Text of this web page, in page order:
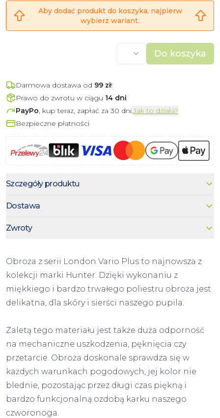
Aby dodać produkt do koszyka, najpierw
wybierz wariant.
Do koszyka
Darmowa dostawa od 99 zł!
Prawo do zwrotu w ciągu 14 dni
PayPo, kup teraz, zapłać za 30 dni.Jak to działa?
Bezpieczne płatności
Szczegóły produktu
Dostawa
Zwroty
Obroża z serii London Vario Plus to najnowsza z
kolekcji marki Hunter. Dzięki wykonaniu z
miękkiego i bardzo trwałego poliestru obroża jest
delikatna, dla skóry i sierści naszego pupila.
Zaletą tego materiału jest także duża odporność
na mechaniczne uszkodzenia, pęknięcia czy
przetarcie. Obroża doskonale sprawdza się w
każdych warunkach pogodowych, jej kolor nie
blednie, pozostając przez długi czas piękną i
bardzo funkcjonalną ozdobą karku naszego
czworonoga.